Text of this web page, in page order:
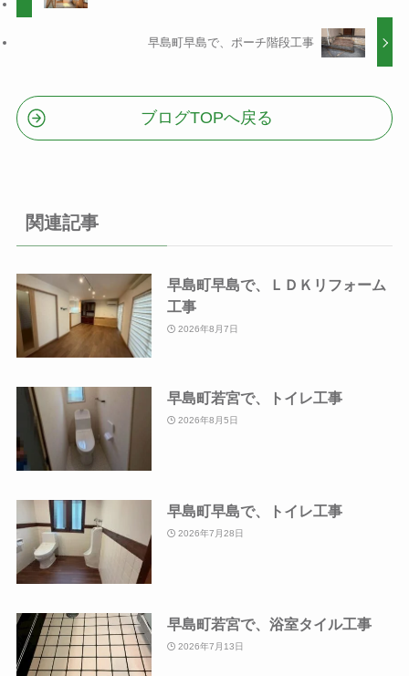
早島町早島で、ポーチ階段工事
ブログTOPへ戻る
関連記事
早島町早島で、ＬＤＫリフォーム
工事
2026年8月7日
早島町若宮で、トイレ工事
2026年8月5日
早島町早島で、トイレ工事
2026年7月28日
早島町若宮で、浴室タイル工事
2026年7月13日